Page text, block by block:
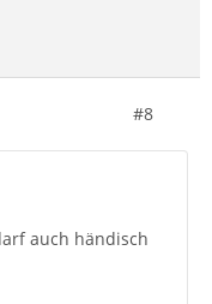
#8
auch händisch